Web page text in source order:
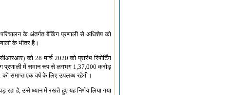
के अंतर्गत बैंकिंग प्रणाली से अधिशेष को
के भीतर है।
को 28 मार्च 2020 को प्रारंभ रिपोर्टिंग
प्रणाली में समान रूप से लगभग 1,37,000 करोड़
समाप्त एक वर्ष के लिए उपलब्ध रहेगी।
रहा है, उसे ध्यान में रखते हुए यह निर्णय लिया गया